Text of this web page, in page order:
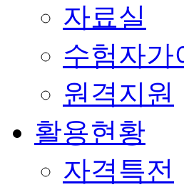
자료실
수험자가
원격지원
활용현황
자격특전